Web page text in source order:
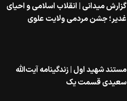
گزارش میدانی | انقلاب اسلامی و احیای
غدیر؛ جشن مردمی ولایت علوی
مستند شهید اول | زندگینامه آیت‌الله
سعیدی قسمت یک